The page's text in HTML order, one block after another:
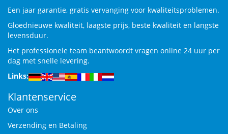
Een jaar garantie, gratis vervanging voor kwaliteitsproblemen.
Gloednieuwe kwaliteit, laagste prijs, beste kwaliteit en langste
levensduur.
Het professionele team beantwoordt vragen online 24 uur per
dag met snelle levering.
Links:
Klantenservice
Over ons
Verzending en Betaling